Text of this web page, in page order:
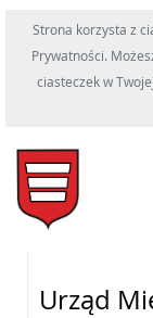
Strona korzysta z
Prywatności.
ciasteczek w
Urząd